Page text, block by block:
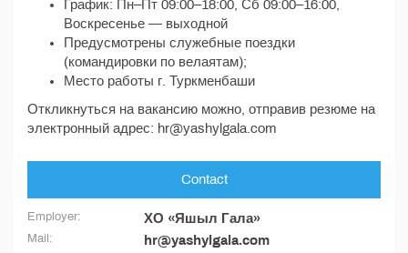
График: Пн–Пт 09:00–18:00, Сб 09:00–16:00,
Воскресенье — выходной
Предусмотрены служебные поездки
(командировки по велаятам);
Место работы г. Туркменбаши
Откликнуться на вакансию можно, отправив резюме на
электронный адрес: hr@yashylgala.com
Contact
Employer: ХО «Яшыл Гала»
Mail: hr@yashylgala.com